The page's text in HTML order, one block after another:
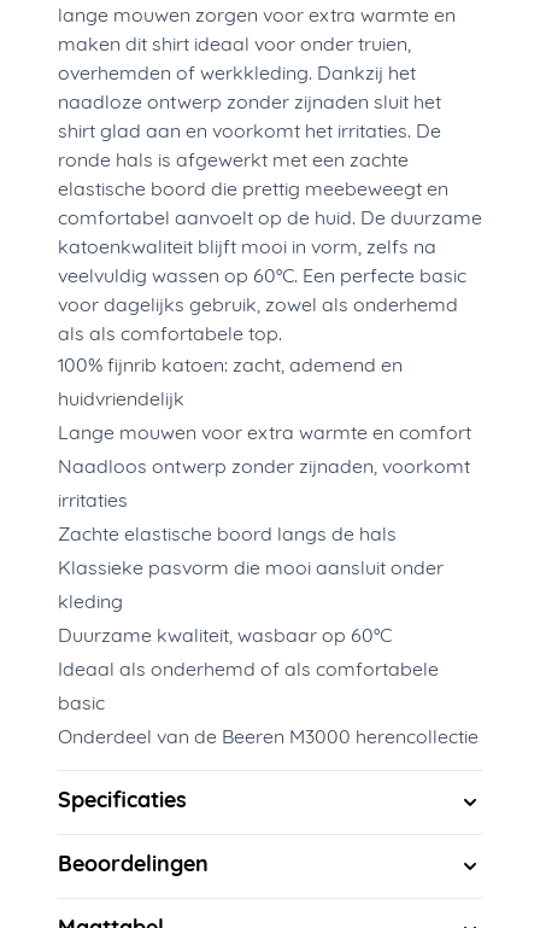
lange mouwen zorgen voor extra warmte en
maken dit shirt ideaal voor onder truien,
overhemden of werkkleding. Dankzij het
naadloze ontwerp zonder zijnaden sluit het
shirt glad aan en voorkomt het irritaties. De
ronde hals is afgewerkt met een zachte
elastische boord die prettig meebeweegt en
comfortabel aanvoelt op de huid. De duurzame
katoenkwaliteit blijft mooi in vorm, zelfs na
veelvuldig wassen op 60°C. Een perfecte basic
voor dagelijks gebruik, zowel als onderhemd
als als comfortabele top.
100% fijnrib katoen: zacht, ademend en
huidvriendelijk
Lange mouwen voor extra warmte en comfort
Naadloos ontwerp zonder zijnaden, voorkomt
irritaties
Zachte elastische boord langs de hals
Klassieke pasvorm die mooi aansluit onder
kleding
Duurzame kwaliteit, wasbaar op 60°C
Ideaal als onderhemd of als comfortabele
basic
Onderdeel van de Beeren M3000 herencollectie
Specificaties
Beoordelingen